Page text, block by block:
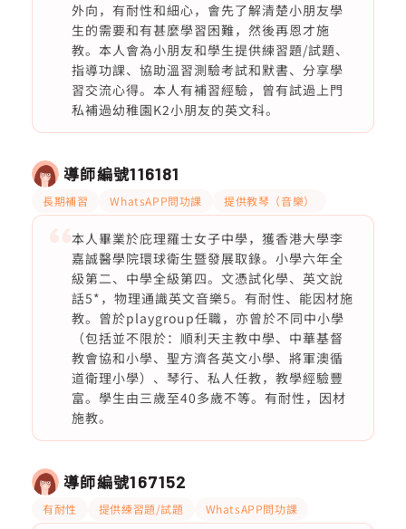
外向，有耐性和細心，會先了解清楚小朋友學
生的需要和有甚麼學習困難，然後再恩才施
教。本人會為小朋友和學生提供練習題/試題、
指導功課、協助溫習測驗考試和默書、分享學
習交流心得。本人有補習經驗，曾有試過上門
私補過幼稚園K2小朋友的英文科。
導師編號116181
長期補習 WhatsAPP問功課 提供教琴（音樂）
本人畢業於庇理羅士女子中學，獲香港大學李
嘉誠醫學院環球衛生暨發展取錄。小學六年全
級第二、中學全級第四。文憑試化學、英文說
話5*，物理通識英文音樂5。有耐性、能因材施
教。曾於playgroup任職，亦曾於不同中小學
（包括並不限於：順利天主教中學、中華基督
教會協和小學、聖方濟各英文小學、將軍澳循
道衛理小學）、琴行、私人任教，教學經驗豐
富。學生由三歲至40多歲不等。有耐性，因材
施教。
導師編號167152
有耐性 提供練習題/試題 WhatsAPP問功課